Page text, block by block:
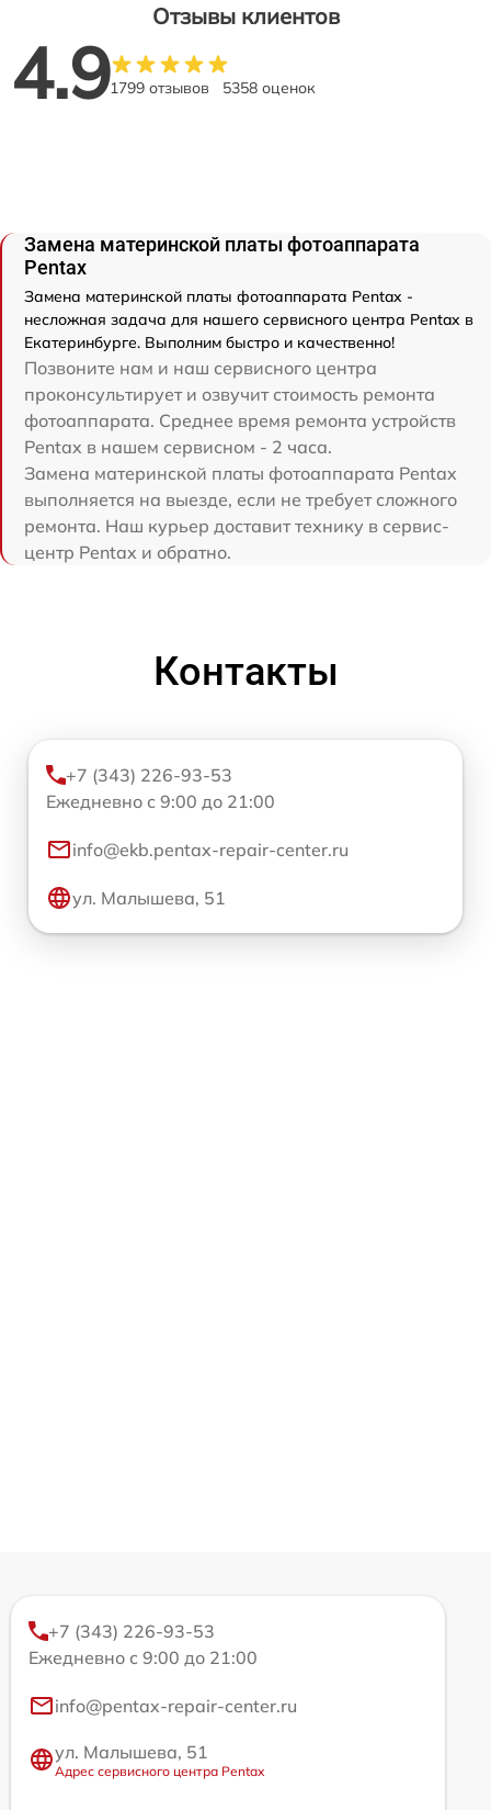
Отзывы клиентов
4.91799 отзывов 5358 оценок
Замена материнской платы фотоаппарата
Pentax
Замена материнской платы фотоаппарата Pentax -
несложная задача для нашего сервисного центра Pentax в
Екатеринбурге. Выполним быстро и качественно!
Позвоните нам и наш сервисного центра
проконсультирует и озвучит стоимость ремонта
фотоаппарата. Среднее время ремонта устройств
Pentax в нашем сервисном - 2 часа.
Замена материнской платы фотоаппарата Pentax
выполняется на выезде, если не требует сложного
ремонта. Наш курьер доставит технику в сервис-
центр Pentax и обратно.
Контакты
+7 (343) 226-93-53
Ежедневно с 9:00 до 21:00
info@ekb.pentax-repair-center.ru
ул. Малышева, 51
+7 (343) 226-93-53
Ежедневно с 9:00 до 21:00
info@pentax-repair-center.ru
ул. Малышева, 51
Адрес сервисного центра Pentax